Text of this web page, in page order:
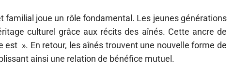
familial joue un rôle fondamental. Les jeunes générations
culturel grâce aux récits des aînés. Cette ancre de
est ». En retour, les aînés trouvent une nouvelle forme de
ainsi une relation de bénéfice mutuel.